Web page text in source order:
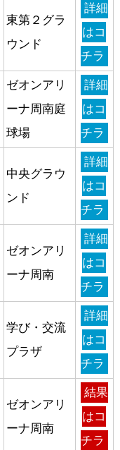
東第２グラ
ウンド
詳細
はコ
チラ
ゼオンアリ
ーナ周南庭
球場
詳細
はコ
チラ
中央グラウ
ンド
詳細
はコ
チラ
ゼオンアリ
ーナ周南
詳細
はコ
チラ
学び・交流
プラザ
詳細
はコ
チラ
ゼオンアリ
ーナ周南
結果
はコ
チラ